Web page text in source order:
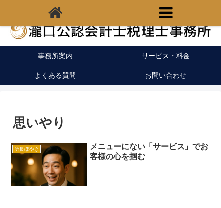
福岡県宗像市の税理士｜開業支援｜クラウド会計
事務所案内 サービス・料金
よくある質問 お問い合わせ
思いやり
所長ぼやき
メニューにない「サービス」でお
客様の心を掴む